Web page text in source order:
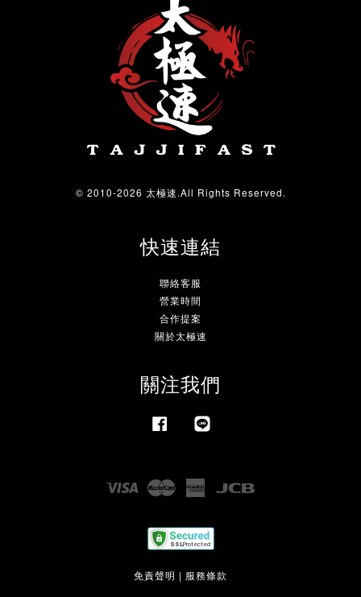
© 2010-2026 太極速.All Rights Reserved.
快速連結
聯絡客服
營業時間
合作提案
關於太極速
關注我們
Facebook
Visa Master
American
免責聲明 | 服務條款